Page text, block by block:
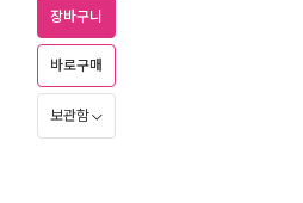
장바구니
바로구매
보관함